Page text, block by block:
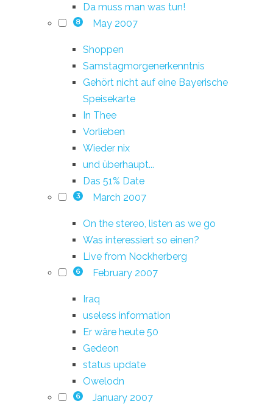
Da muss man was tun!
8 May 2007
Shoppen
Samstagmorgenerkenntnis
Gehört nicht auf eine Bayerische
Speisekarte
In Thee
Vorlieben
Wieder nix
und überhaupt...
Das 51% Date
3 March 2007
On the stereo, listen as we go
Was interessiert so einen?
Live from Nockherberg
6 February 2007
Iraq
useless information
Er wäre heute 50
Gedeon
status update
Owelodn
6 January 2007